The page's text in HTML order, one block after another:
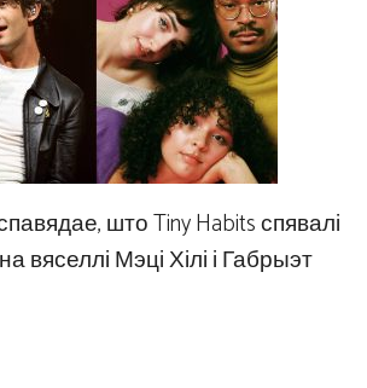
што Tiny Habits спявалі
вяселлі Мэці Хілі і Габрыэт